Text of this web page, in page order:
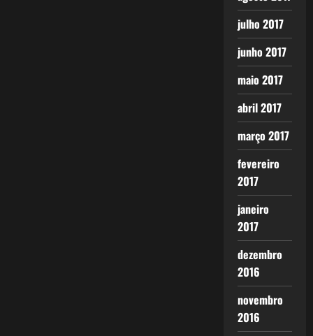
julho 2017
junho 2017
maio 2017
abril 2017
março 2017
fevereiro
2017
janeiro
2017
dezembro
2016
novembro
2016